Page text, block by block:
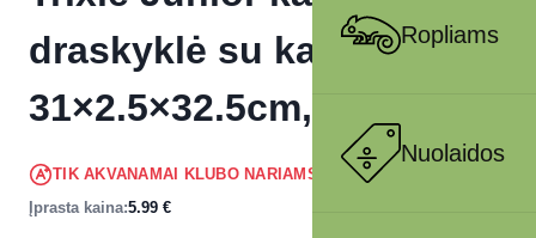
Ropliams
Nuolaidos
draskyklė su katžole,
31×2.5×32.5cm, pilka
TIK AKVANAMAI KLUBO NARIAMS 5.69€
Įprasta kaina:5.99 €